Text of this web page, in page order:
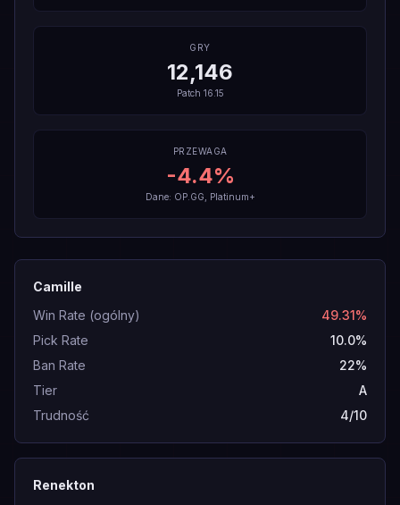
GRY
12,146
Patch 16.15
PRZEWAGA
-4.4%
Dane: OP.GG, Platinum+
Camille
Win Rate (ogólny)
49.31%
Pick Rate
10.0%
Ban Rate
22%
Tier
A
Trudność
4/10
Renekton